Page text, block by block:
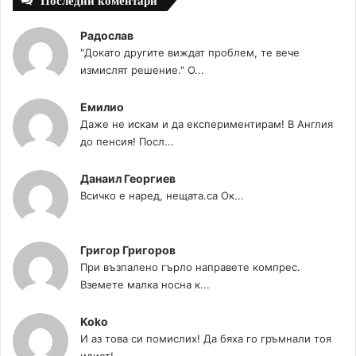
Радослав
"Докато другите виждат проблем, те вече
измислят решение." О...
Емилио
Даже не искам и да експериментирам! В Англия
до пенсия! Посл...
Данаил Георгиев
Всичко е наред, нещата.са Ок...
Григор Григоров
При възпалено гърло направете компрес.
Вземете малка носна к...
Koko
И аз това си помислих! Да бяха го гръмнали тоя